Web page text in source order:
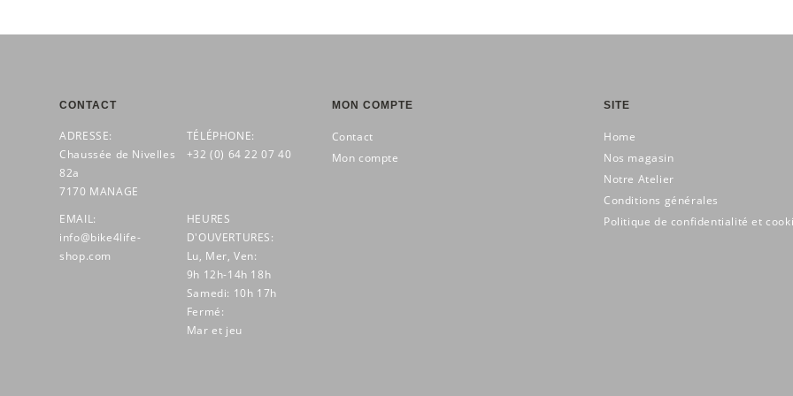
CONTACT
ADRESSE:
Chaussée de Nivelles
82a
7170 MANAGE
TÉLÉPHONE:
+32 (0) 64 22 07 40
EMAIL:
info@bike4life-
shop.com
HEURES
D'OUVERTURES:
Lu, Mer, Ven:
9h 12h-14h 18h
Samedi: 10h 17h
Fermé:
Mar et jeu
MON COMPTE
Contact
Mon compte
SITE
Home
Nos magasin
Notre Atelier
Conditions générales
Politique de confidentialité et